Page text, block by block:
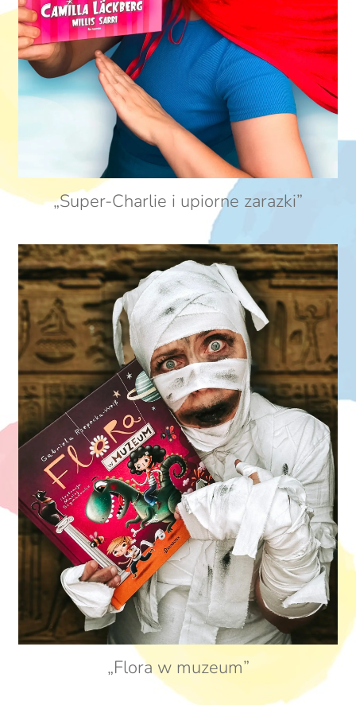
„Super-Charlie i upiorne zarazki”
„Flora w muzeum”